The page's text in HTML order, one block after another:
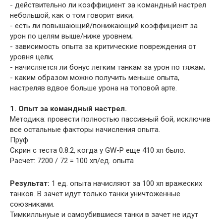
- действительно ли коэффициент за командный настрел
небольшой, как о том говорит вики;
- есть ли повышающий/понижающий коэффициент за
урон по целям выше/ниже уровнем;
- зависимость опыта за критические повреждения от
уровня цели;
- начисляется ли бонус легким танкам за урон по тяжам;
- каким образом можно получить меньше опыта,
настреляв вдвое больше урона на топовой арте.
1. Опыт за командный настрел.
Методика: провести полностью пассивный бой, исключив
все остальные факторы начисления опыта.
Пруф
Скрин с теста 0.8.2, когда у GW-P еще 410 хп было.
Расчет: 7200 / 72 = 100 хп/ед. опыта
Результат: 1 ед. опыта начисляют за 100 хп вражеских
танков. В зачет идут только танки уничтоженные
союзниками.
Тимкилльнуые и самоубившиеся танки в зачет не идут